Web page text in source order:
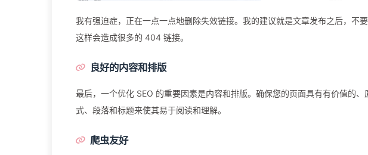
我有强迫症，正在一点一点地删除失效链接。我的建议就是文章发布之后，不
这样会造成很多的 404 链接。
良好的内容和排版
最后，一个优化 SEO 的重要因素是内容和排版。确保您的页面具有有价值的
式、段落和标题来使其易于阅读和理解。
爬虫友好